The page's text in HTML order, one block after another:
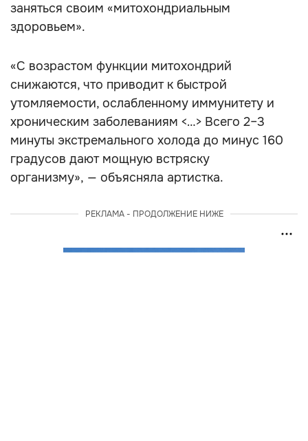
заняться своим «митохондриальным
здоровьем».
«С возрастом функции митохондрий
снижаются, что приводит к быстрой
утомляемости, ослабленному иммунитету и
хроническим заболеваниям <…> Всего 2–3
минуты экстремального холода до минус 160
градусов дают мощную встряску
организму», — объясняла артистка.
РЕКЛАМА - ПРОДОЛЖЕНИЕ НИЖЕ